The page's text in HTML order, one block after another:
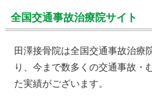
全国交通事故治療院サイト
田澤接骨院は全国交通事故治療
り、今まで数多くの交通事故・
た実績がございます。